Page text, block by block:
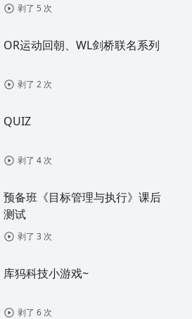
剥了 5 次
OR运动回朝、WL剑桥联名系列
剥了 2 次
QUIZ
剥了 4 次
预备班《目标管理与执行》课后
测试
剥了 3 次
库犸科技小游戏~
剥了 6 次